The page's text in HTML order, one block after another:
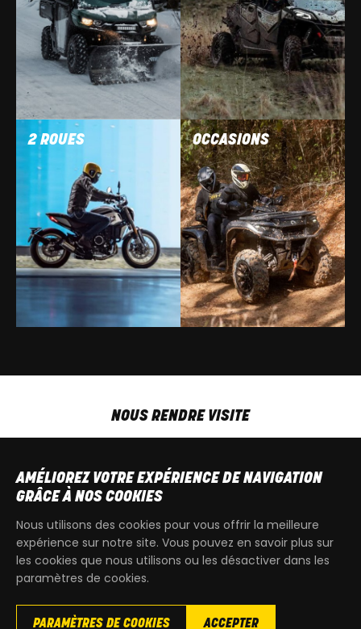
2 ROUES OCCASIONS
NOUS RENDRE VISITE
SAM9h00 - 13h30
T+32 64 700 970
AMÉLIOREZ VOTRE EXPÉRIENCE DE NAVIGATION
GRÂCE À NOS COOKIES
Nous utilisons des cookies pour vous offrir la meilleure
expérience sur notre site. Vous pouvez en savoir plus sur
les cookies que nous utilisons ou les désactiver dans les
paramètres de cookies.
PARAMÈTRES DE COOKIES ACCEPTER